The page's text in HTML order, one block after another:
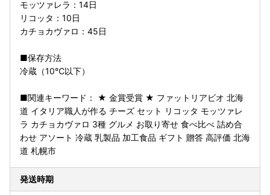
モッツァレラ：14日
リコッタ：10日
カチョカヴァロ：45日
■保存方法
冷蔵（10℃以下）
■関連キーワード： ★ 金賞受賞 ★ ファットリアビオ 北海
道 イタリア職人が作る チーズ セット リコッタ モッツァレ
ラ カチョカヴァロ 3種 グルメ お取り寄せ 食べ比べ 詰め合
わせ アソート 冷蔵 乳製品 加工食品 ギフト 贈答 高評価 北海
道 札幌市
発送時期